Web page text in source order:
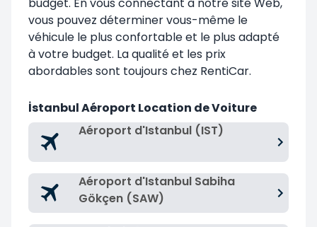
vous pouvez déterminer vous-même le
véhicule le plus confortable et le plus adapté
à votre budget. La qualité et les prix
abordables sont toujours chez RentiCar.
İstanbul Aéroport Location de Voiture
Aéroport d'Istanbul (IST)
Aéroport d'Istanbul Sabiha
Gökçen (SAW)